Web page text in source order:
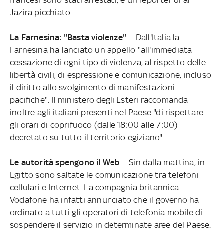
Jazira picchiato.
La Farnesina: "Basta violenze" - Dall'Italia la
Farnesina ha lanciato un appello "all'immediata
cessazione di ogni tipo di violenza, al rispetto delle
libertà civili, di espressione e comunicazione, incluso
il diritto allo svolgimento di manifestazioni
pacifiche". Il ministero degli Esteri raccomanda
inoltre agli italiani presenti nel Paese "di rispettare
gli orari di coprifuoco (dalle 18:00 alle 7:00)
decretato su tutto il territorio egiziano".
Le autorità spengono il Web - Sin dalla mattina, in
Egitto sono saltate le comunicazione tra telefoni
cellulari e Internet. La compagnia britannica
Vodafone ha infatti annunciato che il governo ha
ordinato a tutti gli operatori di telefonia mobile di
sospendere il servizio in determinate aree del Paese.